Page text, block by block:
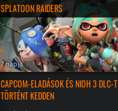
SPLATOON RAIDERS
7 napja
CAPCOM-ELADÁSOK ÉS NIOH 3 DLC-
TÖRTÉNT KEDDEN